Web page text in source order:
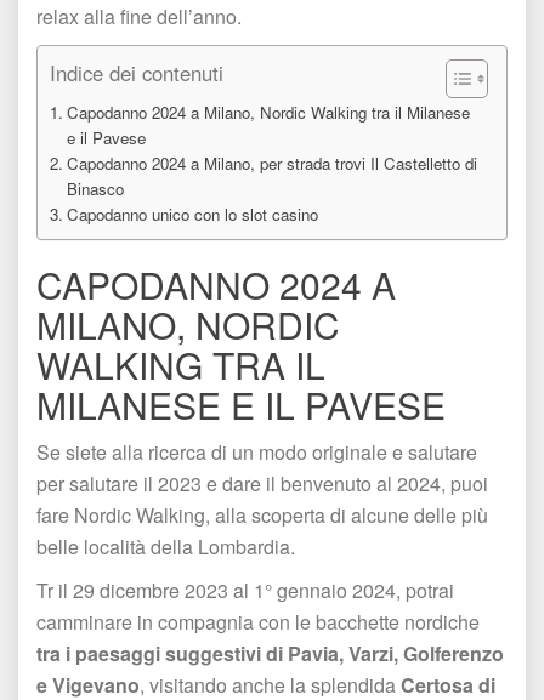
relax alla fine dell’anno.
Indice dei contenuti
Capodanno 2024 a Milano, Nordic Walking tra il Milanese
e il Pavese
Capodanno 2024 a Milano, per strada trovi Il Castelletto di
Binasco
Capodanno unico con lo slot casino
CAPODANNO 2024 A
MILANO, NORDIC
WALKING TRA IL
MILANESE E IL PAVESE
Se siete alla ricerca di un modo originale e salutare
per salutare il 2023 e dare il benvenuto al 2024, puoi
fare Nordic Walking, alla scoperta di alcune delle più
belle località della Lombardia.
Tr il 29 dicembre 2023 al 1° gennaio 2024, potrai
camminare in compagnia con le bacchette nordiche
tra i paesaggi suggestivi di Pavia, Varzi, Golferenzo
e Vigevano, visitando anche la splendida Certosa di